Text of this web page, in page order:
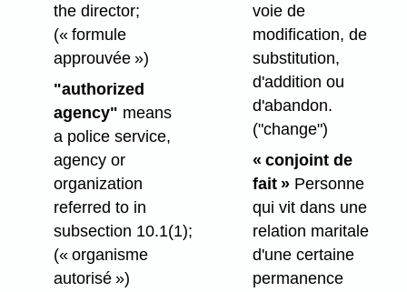
the director;
(« formule
approuvée »)
"authorized
agency" means
a police service,
agency or
organization
referred to in
subsection 10.1(1);
(« organisme
autorisé »)
voie de
modification, de
substitution,
d'addition ou
d'abandon.
("change")
« conjoint de
fait »Personne
qui vit dans une
relation maritale
d'une certaine
permanence